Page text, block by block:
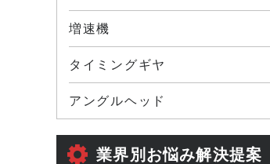
増速機
タイミングギヤ
アングルヘッド
業界別お悩み解決提案